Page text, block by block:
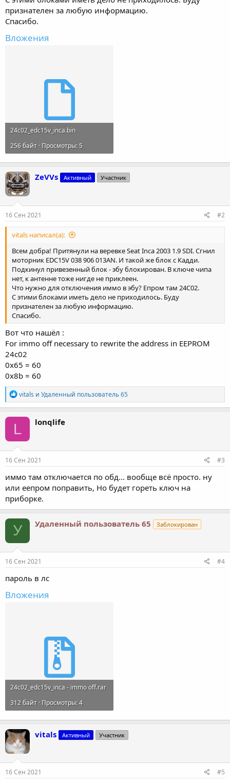
признателен за любую информацию.
Спасибо.
Вложения
24c02_edc15v_inca.bin
256 байт · Просмотры: 5
ZeVVs Активный Участник
16 Сен 2021 #2
vitals написал(а):
Всем добра! Притянули на веревке Seаt Inca 2003 1.9 SDI. Сгнил
моторник EDC15V 038 906 013AN. И такой же блок с Кадди.
Подкинул привезенный блок - эбу блокирован. В ключе чипа
нет, к антенне тоже нигде не приклеен.
Что нужно для отключения иммо в эбу? Епром там 24С02.
С этими блоками иметь дело не приходилось. Буду
признателен за любую информацию.
Спасибо.
Вот что нашёл :
For immo off necessary to rewrite the address in EEPROM
24c02
0x65 = 60
0x8b = 60
Р
е
а
к
и
и
:
vitals и Удаленный пользователь 65
L lonqlife
16 Сен 2021 #3
иммо там отключается по обд... вообще всё просто. ну
или еепром поправить, Но будет гореть ключ на
приборке.
У Удаленный пользователь 65 Заблокирован
16 Сен 2021 #4
пароль в лс
Вложения
24c02_edc15v_inca - immo off.rar
312 байт · Просмотры: 4
vitals Активный Участник
16 Сен 2021 #5